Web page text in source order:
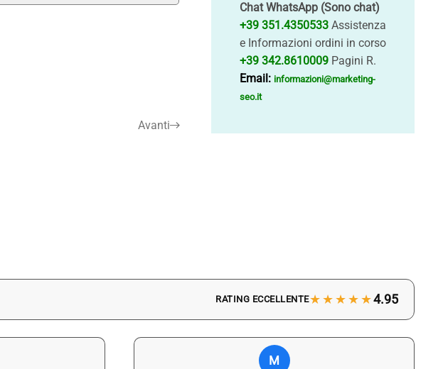
Avanti
Chat WhatsApp (Sono chat)
+39 351.4350533 Assistenza
e Informazioni ordini in corso
+39 342.8610009 Pagini R.
Email: informazioni@marketing-
seo.it
RATING ECCELLENTE★★★★★4.95
M